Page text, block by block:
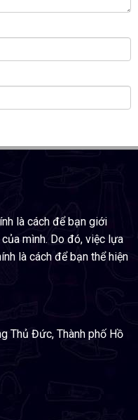
là cách để bạn giới
mình. Do đó, việc lựa
là cách để bạn thể hiện
Thủ Đức, Thành phố Hồ